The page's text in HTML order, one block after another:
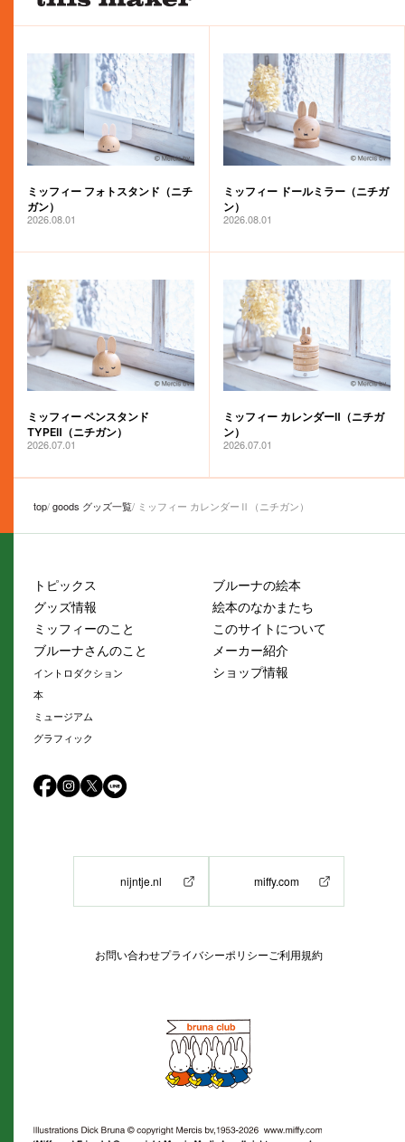
ミッフィー フォトスタンド（ニチ
ガン）
2026.08.01
ミッフィー ドールミラー（ニチガ
ン）
2026.08.01
ミッフィー ペンスタンド
TYPEⅡ（ニチガン）
2026.07.01
ミッフィー カレンダーⅡ（ニチガ
ン）
2026.07.01
top goods グッズ一覧 ミッフィー カレンダーⅡ（ニチガン）
トピックス
グッズ情報
ミッフィーのこと
ブルーナさんのこと
イントロダクション
本
ミュージアム
グラフィック
ブルーナの絵本
絵本のなかまたち
このサイトについて
メーカー紹介
ショップ情報
nijntje.nl miffy.com
お問い合わせプライバシーポリシー ご利用規約